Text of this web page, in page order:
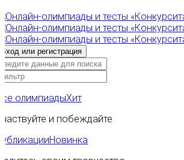
олимпиадыХит
и побеждайте
Новинка